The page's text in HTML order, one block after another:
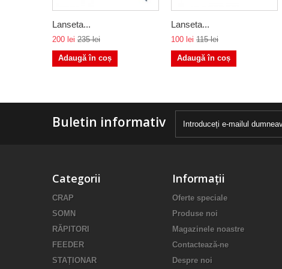
Lanseta...
200 lei 235 lei
Adaugă în coș
Lanseta...
100 lei 115 lei
Adaugă în coș
Buletin informativ
Categorii
CRAP
SOMN
RĂPITORI
FEEDER
STAȚIONAR
Informații
Oferte speciale
Produse noi
Magazinele noastre
Contactează-ne
Despre noi